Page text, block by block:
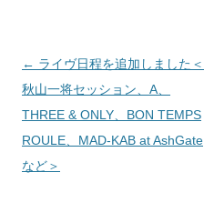
投稿ナビゲーション
← ライヴ日程を追加しました＜
秋山一将セッション、A、
THREE & ONLY、BON TEMPS
ROULE、MAD-KAB at AshGate
など＞